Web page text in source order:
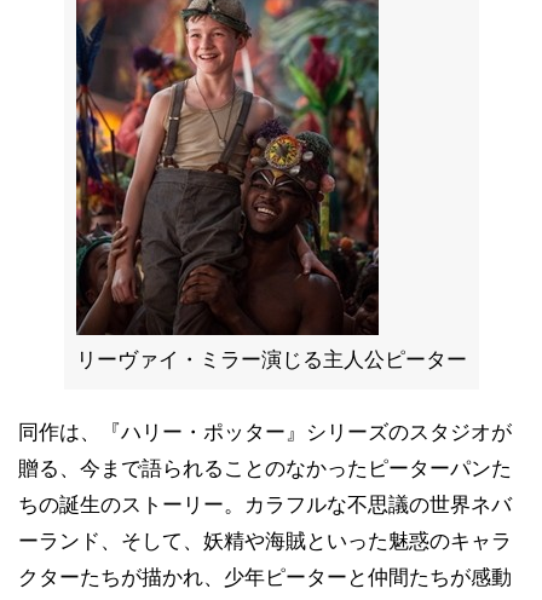
リーヴァイ・ミラー演じる主人公ピーター
同作は、『ハリー・ポッター』シリーズのスタジオが
贈る、今まで語られることのなかったピーターパンた
ちの誕生のストーリー。カラフルな不思議の世界ネバ
ーランド、そして、妖精や海賊といった魅惑のキャラ
クターたちが描かれ、少年ピーターと仲間たちが感動